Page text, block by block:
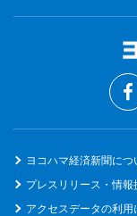
ヨコハマ経済新聞につ
プレスリリース・情報
アクセスデータの利用